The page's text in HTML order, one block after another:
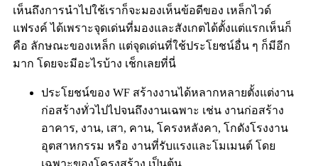
เห็นถึงการนำไปใช้เราก็จะมองเห็นข้อดีของ เหล็กไวด์
แฟรงค์ ได้เพราะจุดเด่นที่มองและสังเกตได้ตั้งแต่แรกเห็นก็
คือ ลักษณะของเหล็ก แต่จุดเด่นที่ใช้ประโยชน์อื่น ๆ ก็มีอีก
มาก โดยจะมีอะไรบ้าง เช็กเลยที่นี่
ประโยชน์ของ WF สร้างงานได้หลากหลายตั้งแต่งาน
ก่อสร้างทั่วไปไปจนถึงงานเฉพาะ เช่น งานก่อสร้าง
อาคาร, งาน, เสา, คาน, โครงหลังคา, โกดังโรงงาน
อุตสาหกรรม หรือ งานที่รับแรงและโมเมนต์ โดย